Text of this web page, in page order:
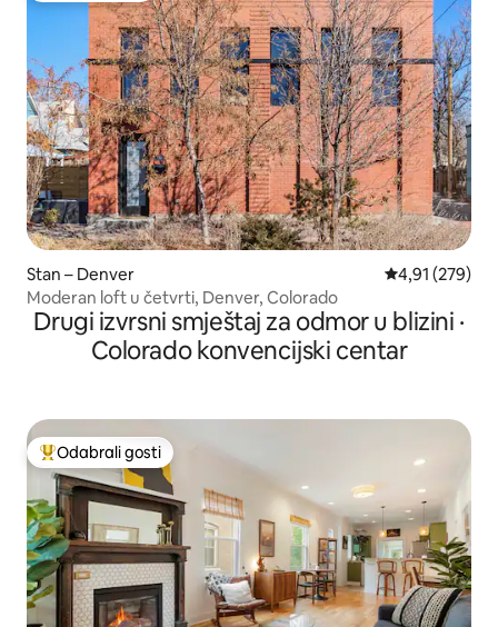
Stan – Denver Prosječna
4,91 (279)
Moderan loft u četvrti, Denver, Colorado
Drugi izvrsni smještaj za odmor u blizini ·
Colorado konvencijski centar
Među najviše rangiranima s oznakom „Odabrali gosti”
Odabrali gosti